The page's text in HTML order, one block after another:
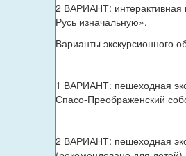
2 ВАРИАНТ: интерактивная
Русь изначальную».
Варианты экскурсионного
1 ВАРИАНТ: пешеходная
Спасо-Преображенский
2 ВАРИАНТ: пешеходная